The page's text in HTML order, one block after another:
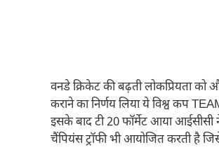
वनडे क्रिकेट की बढ़ती लोकप्रियता
कराने का निर्णय लिया ये विश्व कप
इसके बाद टी 20 फॉर्मेट आया
चैंपियंस ट्रॉफी भी आयोजित करती है